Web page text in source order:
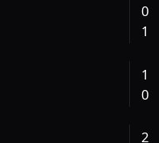
0
1
1
0
2